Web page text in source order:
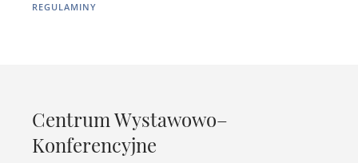
REGULAMINY
Centrum Wystawowo–
Konferencyjne